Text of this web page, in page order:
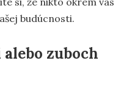
budúcnosti.
zuboch